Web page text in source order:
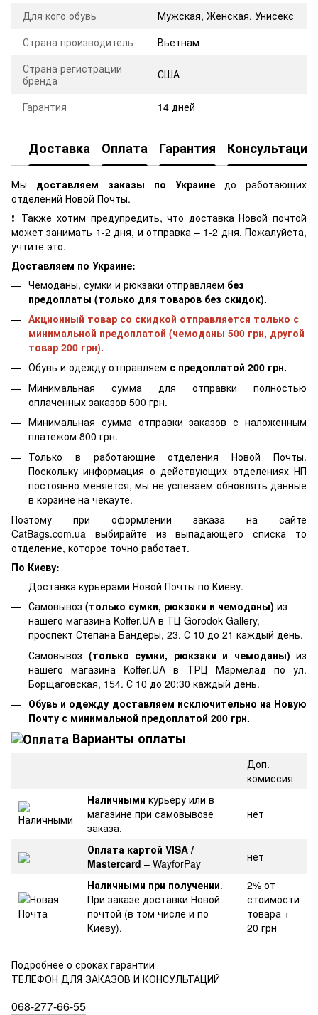
Для кого обувь Мужская, Женская, Унисекс
Страна производитель
Вьетнам
Страна регистрации
бренда
США
Гарантия 14 дней
Доставка Оплата Гарантия Консультация
Мы доставляем заказы по Украине
до работающих
отделений Новой Почты.
❗ Также хотим предупредить, что доставка Новой почтой
может занимать 1-2 дня, и отправка – 1-2 дня. Пожалуйста,
учтите это.
Доставляем по Украине:
Чемоданы, сумки и рюкзаки отправляем без
предоплаты (только для товаров без скидок).
Акционный товар со скидкой отправляется только с
минимальной предоплатой (чемоданы 500 грн, другой
товар 200 грн).
Обувь и одежду отправляем с предоплатой 200 грн.
Минимальная сумма для отправки полностью
оплаченных заказов 500 грн.
Минимальная сумма отправки заказов с наложенным
платежом 800 грн.
Только в работающие отделения Новой Почты.
Поскольку информация о действующих отделениях НП
постоянно меняется, мы не успеваем обновлять данные
в корзине на чекауте.
Поэтому при оформлении заказа на сайте
CatBags.com.ua выбирайте из выпадающего списка то
отделение, которое точно работает.
По Киеву:
Доставка курьерами Новой Почты по Киеву.
Самовывоз (только сумки, рюкзаки и чемоданы) из
нашего магазина Koffer.UA в ТЦ Gorodok Gallery,
проспект Степана Бандеры, 23. С 10 до 21 каждый день.
Самовывоз (только сумки, рюкзаки и чемоданы) из
нашего магазина Koffer.UA в ТРЦ Мармелад по ул.
Борщаговская, 154. С 10 до 20:30 каждый день.
Обувь и одежду доставляем исключительно на Новую
Почту с минимальной предоплатой 200 грн.
Варианты оплаты
Доп.
комиссия
Наличными курьеру или в
магазине при самовывозе
заказа.
нет
Оплата картой VISA /
Mastercard – WayforPay
нет
Наличными при получении.
При заказе доставки Новой
почтой (в том числе и по
Киеву).
2% от
стоимости
товара +
20 грн
Подробнее о сроках гарантии
ТЕЛЕФОН ДЛЯ ЗАКАЗОВ И КОНСУЛЬТАЦИЙ
068-277-66-55